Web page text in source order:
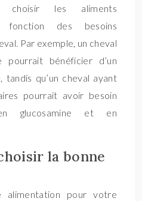
les aliments
fonction des besoins
Par exemple, un cheval
bénéficier d’un
qu’un cheval ayant
pourrait avoir besoin
glucosamine et en
la bonne
alimentation pour votre